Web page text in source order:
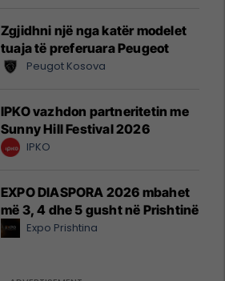
Zgjidhni një nga katër modelet
tuaja të preferuara Peugeot
Peugot Kosova
IPKO vazhdon partneritetin me
Sunny Hill Festival 2026
IPKO
EXPO DIASPORA 2026 mbahet
më 3, 4 dhe 5 gusht në Prishtinë
Expo Prishtina